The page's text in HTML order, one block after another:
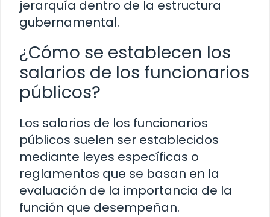
jerarquía dentro de la estructura
gubernamental.
¿Cómo se establecen los
salarios de los funcionarios
públicos?
Los salarios de los funcionarios
públicos suelen ser establecidos
mediante leyes específicas o
reglamentos que se basan en la
evaluación de la importancia de la
función que desempeñan.